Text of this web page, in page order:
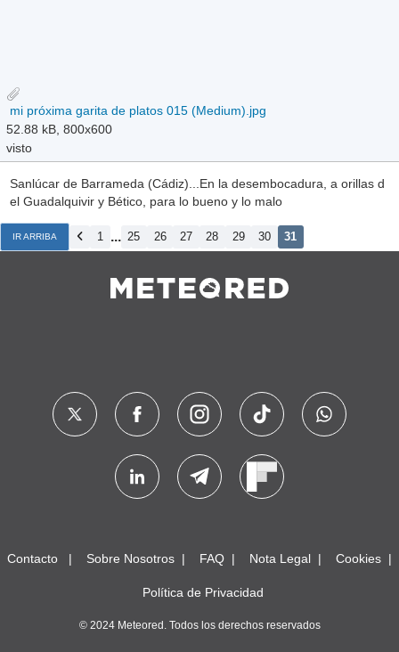
mi próxima garita de platos 015 (Medium).jpg
52.88 kB, 800x600
visto
Sanlúcar de Barrameda (Cádiz)...En la desembocadura, a orillas d
el Guadalquivir y Bético, para lo bueno y lo malo
IR ARRIBA 1 ... 25 26 27 28 29 30 31
Contacto Sobre Nosotros FAQ Nota Legal Cookies
Política de Privacidad
© 2024 Meteored. Todos los derechos reservados